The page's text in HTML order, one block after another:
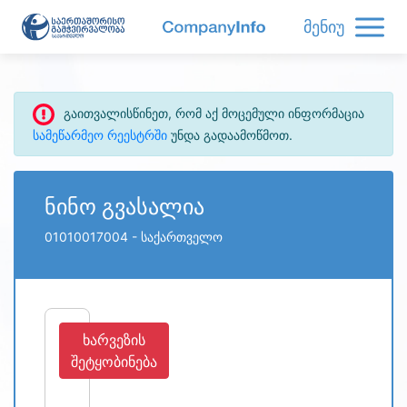
მენიუ
გაითვალისწინეთ, რომ აქ მოცემული ინფორმაცია
სამეწარმეო რეესტრში უნდა გადაამოწმოთ.
ნინო გვასალია
01010017004 - საქართველო
ხარვეზის
შეტყობინება